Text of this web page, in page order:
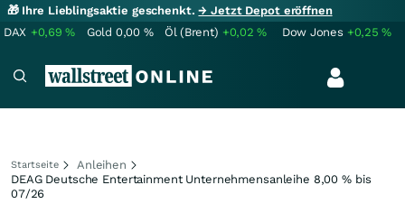
🎁 Ihre Lieblingsaktie geschenkt.→ Jetzt Depot eröffnen
DAX +0,69% Gold 0,00 % Öl (Brent) +0,02% Dow Jones +0,25%
Startseite
Anleihen
DEAG Deutsche Entertainment Unternehmensanleihe 8,00 % bis
07/26